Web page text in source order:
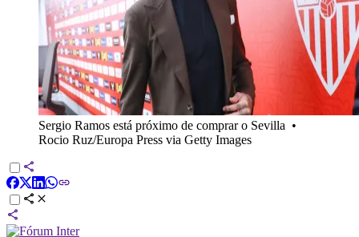
Sergio Ramos está próximo de comprar o Sevilla •
Rocio Ruz/Europa Press via Getty Images